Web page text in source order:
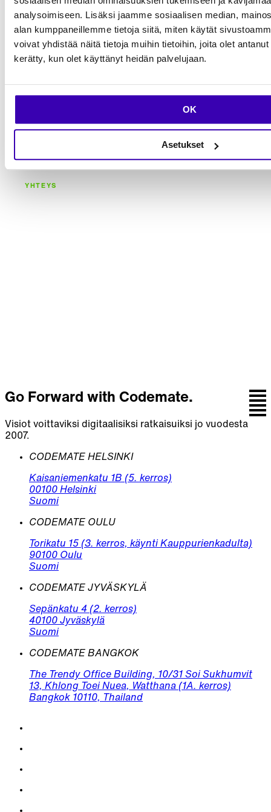
analysoimiseen. Lisäksi jaamme sosiaalisen median,
alan kumppaneillemme tietoja siitä, miten käytät
voivat yhdistää näitä tietoja muihin tietoihin, joita olet
kerätty, kun olet käyttänyt heidän palvelujaan.
OK
Asetukset
Yli 1000 toimitettua asiakasprojektia, katso
näitä esimerkkejä
Näytä kaikki
YHTEYS
Go Forward with Codemate.
Visiot voittaviksi digitaalisiksi ratkaisuiksi jo vuodesta
2007.
CODEMATE HELSINKI
Kaisaniemenkatu 1B (5. kerros)
00100 Helsinki
Suomi
CODEMATE OULU
Torikatu 15 (3. kerros, käynti Kauppurienkadulta)
90100 Oulu
Suomi
CODEMATE JYVÄSKYLÄ
Sepänkatu 4 (2. kerros)
40100 Jyväskylä
Suomi
CODEMATE BANGKOK
The Trendy Office Building, 10/31 Soi Sukhumvit
13, Khlong Toei Nuea, Watthana (1A. kerros)
Bangkok 10110, Thailand